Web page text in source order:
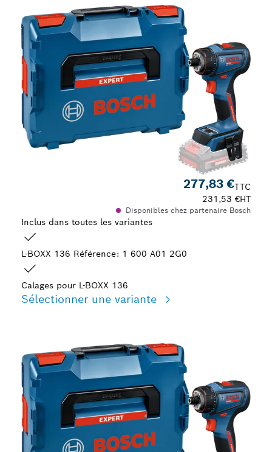
277,83 €TTC
231,53 €HT
Disponibles chez partenaire Bosch
Inclus dans toutes les variantes
L-BOXX 136 Référence: 1 600 A01 2G0
Calages pour L-BOXX 136
Sélectionner une variante